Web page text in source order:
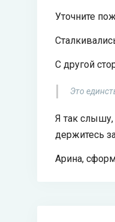
Уточните
С другой
Это
Я так
держитесь
Арина,